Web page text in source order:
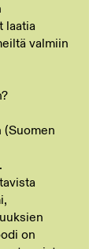
laatia
valmiin
(Suomen
on